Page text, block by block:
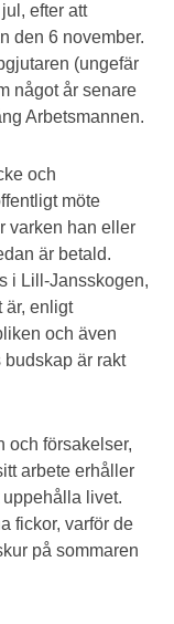
efter att
den 6 november.
(ungefär
något år senare
Arbetsmannen.
och
möte
varken han eller
är betald.
i Lill-Jansskogen,
är, enligt
och även
budskap är rakt
och försakelser,
arbete erhåller
livet.
fickor, varför de
på sommaren